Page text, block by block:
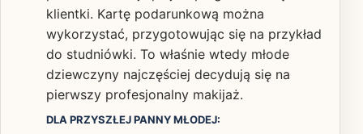
klientki. Kartę podarunkową można
wykorzystać, przygotowując się na przykład
do studniówki. To właśnie wtedy młode
dziewczyny najczęściej decydują się na
pierwszy profesjonalny makijaż.
DLA PRZYSZŁEJ PANNY MŁODEJ: